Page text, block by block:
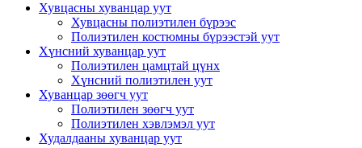
Хувцасны хуванцар уут
Хувцасны полиэтилен бүрээс
Полиэтилен костюмны бүрээстэй уут
Хүнсний хуванцар уут
Полиэтилен цамцтай цүнх
Хүнсний полиэтилен уут
Хуванцар зөөгч уут
Полиэтилен зөөгч уут
Полиэтилен хэвлэмэл уут
Худалдааны хуванцар уут